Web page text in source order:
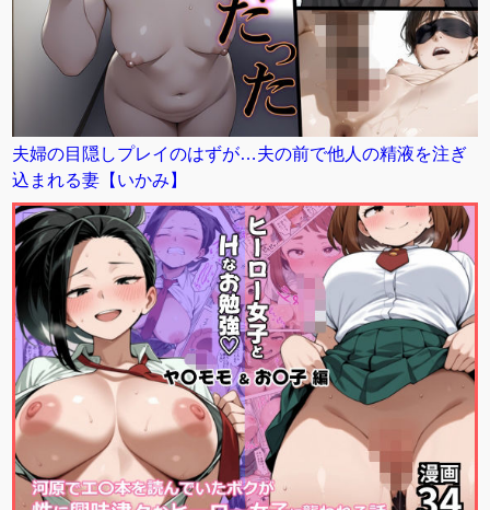
夫婦の目隠しプレイのはずが…夫の前で他人の精液を注ぎ
込まれる妻【いかみ】